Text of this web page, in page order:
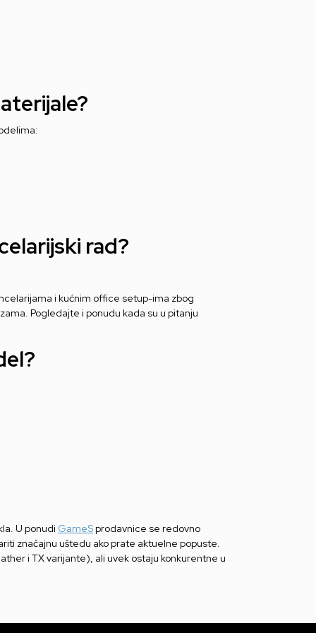
rad?
i kućnim office setup-ima zbog
Pogledajte i ponudu kada su u pitanju
U ponudi GameSprodavnice se redovno
značajnu uštedu ako prate aktuelne popuste.
i TX varijante), ali uvek ostaju konkurentne u